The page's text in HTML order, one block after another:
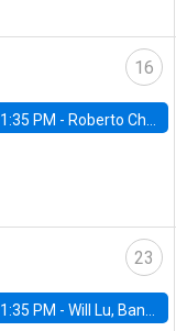
16
1:35 PM - Roberto Chang, Rutgers University
23
1:35 PM - Will Lu, Banco Central de Chile